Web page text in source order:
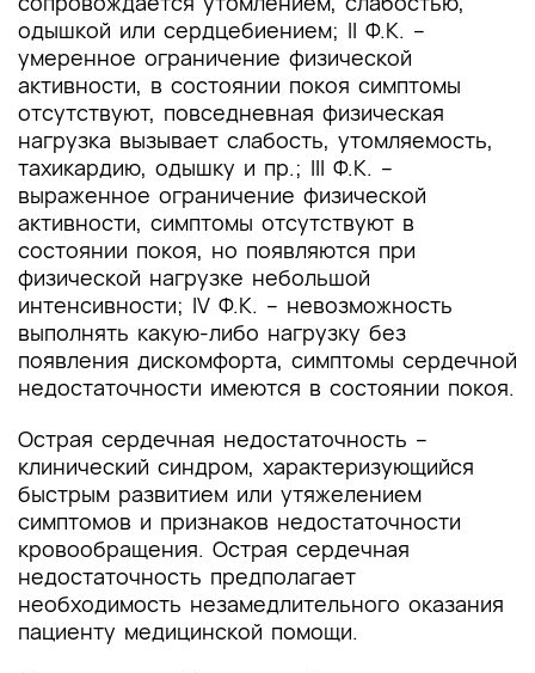
одышкой или сердцебиением; II Ф.К. –
умеренное ограничение физической
активности, в состоянии покоя симптомы
отсутствуют, повседневная физическая
нагрузка вызывает слабость, утомляемость,
тахикардию, одышку и пр.; III Ф.К. –
выраженное ограничение физической
активности, симптомы отсутствуют в
состоянии покоя, но появляются при
физической нагрузке небольшой
интенсивности; IV Ф.К. – невозможность
выполнять какую-либо нагрузку без
появления дискомфорта, симптомы сердечной
недостаточности имеются в состоянии покоя.
Острая сердечная недостаточность –
клинический синдром, характеризующийся
быстрым развитием или утяжелением
симптомов и признаков недостаточности
кровообращения. Острая сердечная
недостаточность предполагает
необходимость незамедлительного оказания
пациенту медицинской помощи.